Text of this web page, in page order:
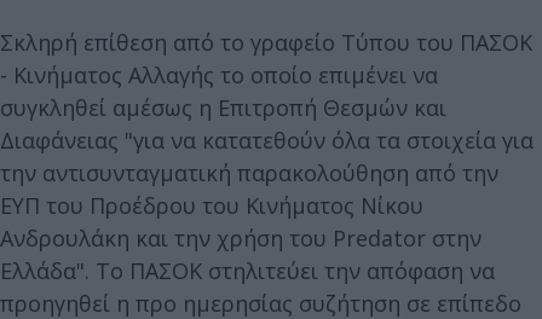
Σκληρή επίθεση από το γραφείο Τύπου του ΠΑΣΟΚ
- Κινήματος Αλλαγής το οποίο επιμένει να
συγκληθεί αμέσως η Επιτροπή Θεσμών και
Διαφάνειας "για να κατατεθούν όλα τα στοιχεία για
την αντισυνταγματική παρακολούθηση από την
ΕΥΠ του Προέδρου του Κινήματος Νίκου
Ανδρουλάκη και την χρήση του Predator στην
Ελλάδα". Το ΠΑΣΟΚ στηλιτεύει την απόφαση να
προηγηθεί η προ ημερησίας συζήτηση σε επίπεδο